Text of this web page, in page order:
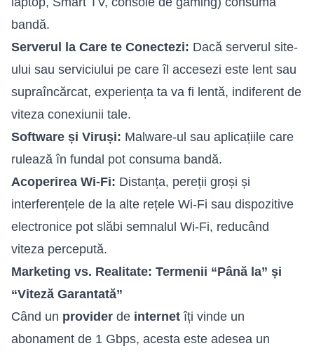
bandă.
Serverul la Care te Conectezi: Dacă serverul site-
ului sau serviciului pe care îl accesezi este lent sau
supraîncărcat, experiența ta va fi lentă, indiferent de
viteza conexiunii tale.
Software și Viruși: Malware-ul sau aplicațiile care
rulează în fundal pot consuma bandă.
Acoperirea Wi-Fi: Distanța, pereții groși și
interferențele de la alte rețele Wi-Fi sau dispozitive
electronice pot slăbi semnalul Wi-Fi, reducând
viteza percepută.
Marketing vs. Realitate: Termenii “Până la” și
“Viteză Garantată”
Când un provider de internet îți vinde un
abonament de 1 Gbps, acesta este adesea un